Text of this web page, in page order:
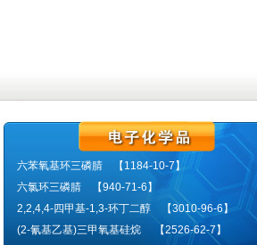
六苯氧基环三磷腈 【1184-10-7】
六氯环三磷腈 【940-71-6】
2,2,4,4-四甲基-1,3-环丁二醇 【3010-96-6】
(2-氰基乙基)三甲氧基硅烷 【2526-62-7】